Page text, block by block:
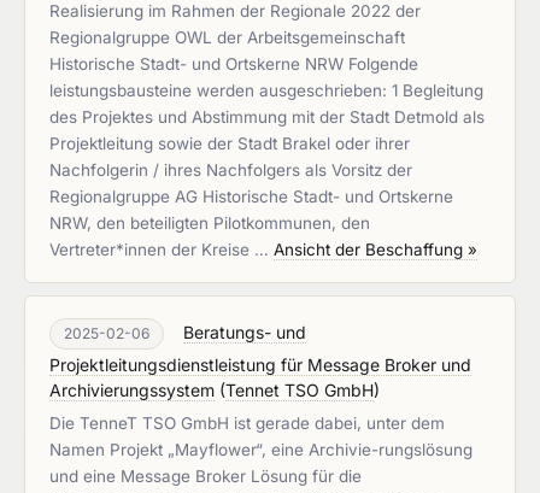
Realisierung im Rahmen der Regionale 2022 der
Regionalgruppe OWL der Arbeitsgemeinschaft
Historische Stadt- und Ortskerne NRW Folgende
leistungsbausteine werden ausgeschrieben: 1 Begleitung
des Projektes und Abstimmung mit der Stadt Detmold als
Projektleitung sowie der Stadt Brakel oder ihrer
Nachfolgerin / ihres Nachfolgers als Vorsitz der
Regionalgruppe AG Historische Stadt- und Ortskerne
NRW, den beteiligten Pilotkommunen, den
Vertreter*innen der Kreise … Ansicht der Beschaffung »
2025-02-06
Beratungs- und
Projektleitungsdienstleistung für Message Broker und
Archivierungssystem (Tennet TSO GmbH)
Die TenneT TSO GmbH ist gerade dabei, unter dem
Namen Projekt „Mayflower“, eine Archivie-rungslösung
und eine Message Broker Lösung für die